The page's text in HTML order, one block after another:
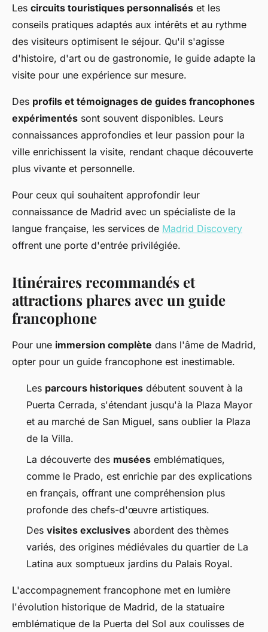
Les circuits touristiques personnalisés et les
conseils pratiques adaptés aux intérêts et au rythme
des visiteurs optimisent le séjour. Qu'il s'agisse
d'histoire, d'art ou de gastronomie, le guide adapte la
visite pour une expérience sur mesure.
Des profils et témoignages de guides francophones
expérimentés sont souvent disponibles. Leurs
connaissances approfondies et leur passion pour la
ville enrichissent la visite, rendant chaque découverte
plus vivante et personnelle.
Pour ceux qui souhaitent approfondir leur
connaissance de Madrid avec un spécialiste de la
langue française, les services de Madrid Discovery
offrent une porte d'entrée privilégiée.
Itinéraires recommandés et
attractions phares avec un guide
francophone
Pour une immersion complète dans l'âme de Madrid,
opter pour un guide francophone est inestimable.
Les parcours historiques débutent souvent à la
Puerta Cerrada, s'étendant jusqu'à la Plaza Mayor
et au marché de San Miguel, sans oublier la Plaza
de la Villa.
La découverte des musées emblématiques,
comme le Prado, est enrichie par des explications
en français, offrant une compréhension plus
profonde des chefs-d'œuvre artistiques.
Des visites exclusives abordent des thèmes
variés, des origines médiévales du quartier de La
Latina aux somptueux jardins du Palais Royal.
L'accompagnement francophone met en lumière
l'évolution historique de Madrid, de la statuaire
emblématique de la Puerta del Sol aux coulisses de